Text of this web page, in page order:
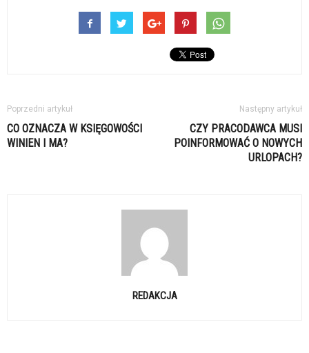
Poprzedni artykuł
CO OZNACZA W KSIĘGOWOŚCI
WINIEN I MA?
Następny artykuł
CZY PRACODAWCA MUSI
POINFORMOWAĆ O NOWYCH
URLOPACH?
REDAKCJA